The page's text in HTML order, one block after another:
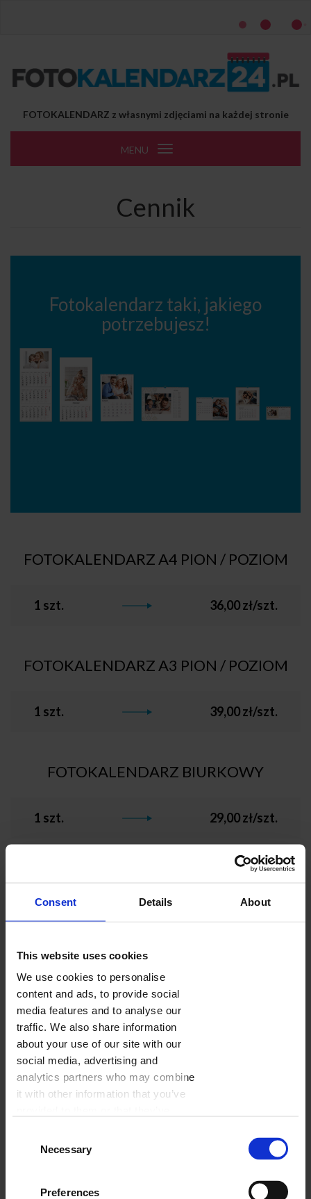
Consent Details About
This website uses cookies
We use cookies to personalise
content and ads, to provide social
media features and to analyse our
traffic. We also share information
about your use of our site with our
social media, advertising and
analytics partners who may combine
it with other information that you’ve
services.
SelectionNecessary
Preferences
FOTOKALENDARZ z własnymi zdjęciami na każdej stronie
MENU
Toggle
Cennik
Fotokalendarz taki, jakiego
potrzebujesz!
FOTOKALENDARZ A4 PION / POZIOM
1 szt. 36,00 zł/szt.
FOTOKALENDARZ A3 PION / POZIOM
1 szt. 39,00 zł/szt.
FOTOKALENDARZ BIURKOWY
1 szt. 29,00 zł/szt.
1 szt.
FOTOKALENDARZ JEDNODZIELNY
2026
1 szt.